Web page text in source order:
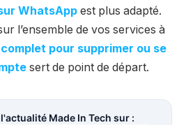
WhatsApp est plus adapté.
l’ensemble de vos services à
pour supprimer ou se
sert de point de départ.
Made In Tech sur :